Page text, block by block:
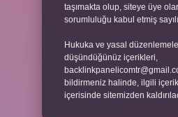
taşımakta olup, siteye üye
sorumluluğu kabul etmiş
Hukuka ve yasal
düşündüğünüz içerikleri,
bildirmeniz halinde, ilgili
içerisinde sitemizden